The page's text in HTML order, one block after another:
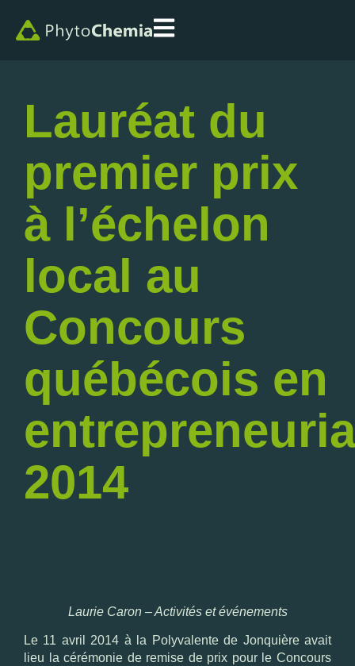
Lauréat du
premier prix
à l’échelon
local au
Concours
québécois en
2014
Laurie Caron – Activités et événements
Le 11 avril 2014 à la Polyvalente de Jonquière avait
lieu la cérémonie de remise de prix pour le Concours